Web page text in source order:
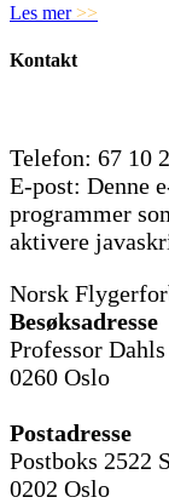
Les mer>>
Kontakt
Telefon: 67 10
E-post: Denne
programmer
aktivere
Norsk
Besøksadresse
Professor
0260 Oslo
Postadresse
Postboks 2522
0202 Oslo